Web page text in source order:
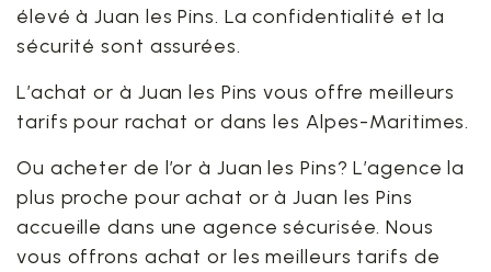
élevé à Juan les Pins. La confidentialité et la
sécurité sont assurées.
L’achat or à Juan les Pins vous offre meilleurs
tarifs pour rachat or dans les Alpes-Maritimes.
Ou acheter de l’or à Juan les Pins? L’agence la
plus proche pour achat or à Juan les Pins
accueille dans une agence sécurisée. Nous
vous offrons achat or les meilleurs tarifs de